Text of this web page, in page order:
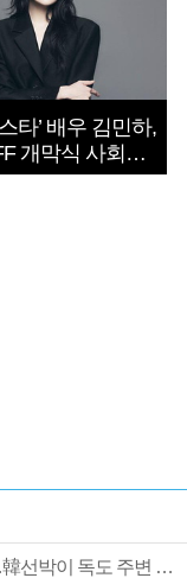
타’ 배우 김민하,
개막식 사회자
[속보] 여전히 ‘독도는 우리땅’ 외치는 日…韓선박이 독도 주변 해양조사 활동하자 반발